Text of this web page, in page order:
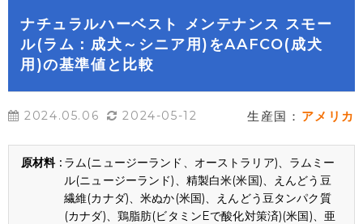
ナチュラルハーベスト メンテナンス スモー
ル(ラム：成犬～シニア用)をAAFCO(成犬
用)の基準値と比較
2024.05.06 2024-05-12 生産国： アメリカ
ラム(ニュージーランド、オーストラリア)、ラムミー
ル(ニュージーランド)、精製白米(米国)、えんどう豆
繊維(カナダ)、米ぬか(米国)、えんどう豆タンパク質
(カナダ)、鶏脂肪(ビタミンEで酸化対策済)(米国)、亜